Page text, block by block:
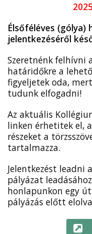
Élsőféléves (gólya)
jelentkezéséről
Szeretnénk felhívni
határidőkre a
figyeljetek oda,
tudunk elfogadni!
Az aktuális
linken érhetitek el,
részeket a
tartalmazza.
Jelentkezést leadni a
pályázat
honlapunkon egy
pályázás előtt